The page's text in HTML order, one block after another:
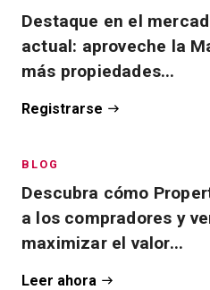
Destaque en el
actual: aproveche la
más propiedades...
Registrarse
BLOG
Descubra cómo
a los compradores y
maximizar el valor...
Leer ahora